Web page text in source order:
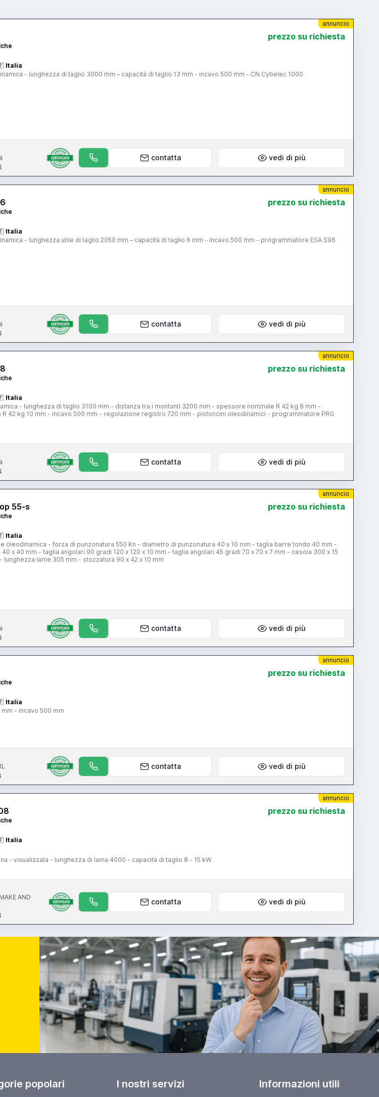
annuncio
prezzo su richiesta
Italia
- lunghezza di taglio 3000 mm – capacità di taglio 13 mm - incavo 500 mm - CN Cybelec 1000
contatta vedi di più
annuncio
prezzo su richiesta
Italia
- lunghezza utile di taglio 2050 mm – capacità di taglio 6 mm - incavo 500 mm - programmatore ESA S96
contatta vedi di più
annuncio
prezzo su richiesta
Italia
- lunghezza di taglio 3100 mm - distanza tra i montanti 3200 mm - spessore nominale R 42 kg 8 mm -
42 kg 10 mm - incavo 500 mm - regolazione registro 720 mm - pistoncini oleodinamici - programmatore PRG
contatta vedi di più
annuncio
55-s prezzo su richiesta
Italia
oleodinamica - forza di punzonatura 550 Kn - diametro di punzonatura 40 x 10 mm - taglia barre tondo 40 mm -
x 40 mm - taglia angolari 90 gradi 120 x 120 x 10 mm - taglia angolari 45 gradi 70 x 70 x 7 mm - cesoia 300 x 15
lunghezza lame 305 mm - stozzatura 90 x 42 x 10 mm
contatta vedi di più
annuncio
prezzo su richiesta
Italia
- incavo 500 mm
contatta vedi di più
annuncio
prezzo su richiesta
Italia
- visualizzata - lunghezza di lama 4000 - capacità di taglio 8 - 15 kW
AND
contatta vedi di più
popolari I nostri servizi Informazioni utili